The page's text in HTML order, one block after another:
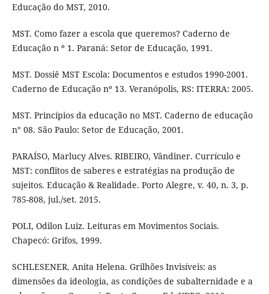
Educação do MST, 2010.
MST. Como fazer a escola que queremos? Caderno de
Educação n º 1. Paraná: Setor de Educação, 1991.
MST. Dossiê MST Escola: Documentos e estudos 1990-2001.
Caderno de Educação nº 13. Veranópolis, RS: ITERRA: 2005.
MST. Princípios da educação no MST. Caderno de educação
n° 08. São Paulo: Setor de Educação, 2001.
PARAÍSO, Marlucy Alves. RIBEIRO, Vândiner. Currículo e
MST: conflitos de saberes e estratégias na produção de
sujeitos. Educação & Realidade. Porto Alegre, v. 40, n. 3, p.
785-808, jul./set. 2015.
POLI, Odilon Luiz. Leituras em Movimentos Sociais.
Chapecó: Grifos, 1999.
SCHLESENER. Anita Helena. Grilhões Invisíveis: as
dimensões da ideologia, as condições de subalternidade e a